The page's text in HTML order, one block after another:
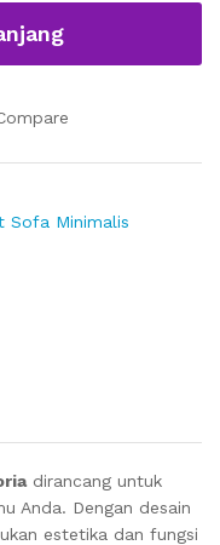
Sofa Minimalis
dirancang untuk
Anda. Dengan desain
estetika dan fungsi